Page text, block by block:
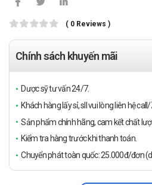
( 0 Reviews )
Chính sách khuyến mãi
Dược sỹ tư vấn 24/7.
Khách hàng lấy sỉ, sll vui lòng liên hệ
Sản phẩm chính hãng, cam kết chất
Kiểm tra hàng trước khi thanh toán.
Chuyển phát toàn quốc: 25.000đ/đơn